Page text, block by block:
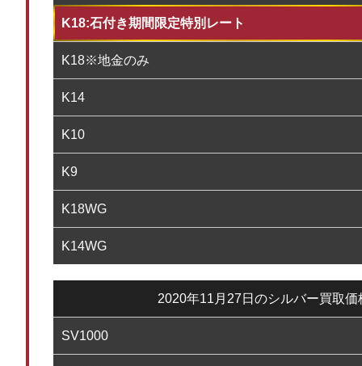
K18:石付き期間限定特別レート
K18※地金のみ
K14
K10
K9
K18WG
K14WG
2020年11月27日のシルバー買取価
SV1000